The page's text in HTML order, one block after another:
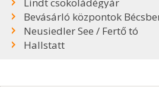
Bevásárló központok
Neusiedler See / Fertő tó
Hallstatt